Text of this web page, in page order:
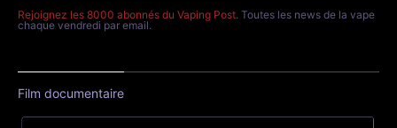
Rejoignez les 8000 abonnés du Vaping Post. Toutes les news de la vape
chaque vendredi par email.
Film documentaire